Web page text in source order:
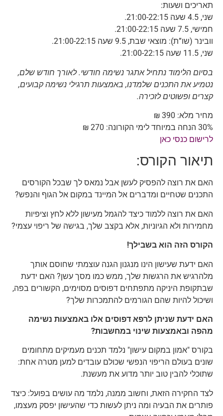
תאריכים ושעות:
שני, 4.5 שעה 21:00-22:15.
חמישי, 7.5 שעה 21:00-22:15.
וובינר (שו”ת): מוצאי שבת, 9.5 שעה 21:00-22:15.
שני, 11.5 שעה 21:00-22:15.
בסיום הלימוד נתחיל אתגר נשימה חודשי. לאורך חודש שלם,
נטמיע את התכנים שלמדנו, באמצעות תרגילי נשימה קבועים,
קצרים ופשוטים לזכירה.
מחיר מלא: 390 ₪
30% הנחה במיוחד לימי הקורונה: 270 ₪
לרישום כנסי כאן
תיאור הקורס:
האם את רוצה להפסיק לעשן אבל נמאס לך שבכל הקורסים
התכנים שטחיים ומדברים אל המיינד במקום אל הגוף והנפש?
האם את רוצה ללמוד כיצד להגמל מעישון ללא לחץ וציפיות
מחמירות ולא הגיוניות, אלא בקצב שלך, בגישה של ריפוי עצמי?
הקורס הזה הוא בשבילך!
האם ידעת שעישון הינו מנגנון הגנה עוצמתי שחוסם אותך
מלהרגיש את הרגשות שלך, ממש כמו מסך עשן? האם ידעת
שבתקופת היניקה מתפתחים דפוסים מסוימים, הקשורים בפה,
ושיכול להיות שהם הגורמים להתמכרות שלך?
האם ידעת שניתן לרפא דפוסים אלו באמצעות נשימה
מהפה ובאמצעות שינוי במחשבות?
בקורס "אמון במקום עישון" נלמד תכנים מעמיקים מתחומים
שונים בעולם הריפוי הנפשי שכולם עובדים למען מטרה אחת:
שתוכלי להבין טוב יותר מדוע את מעשנת.
לצד החקירה הזאת, וחשוב ממנה, נלמד מה עושים בפועל: כיצד
פותרים את הבעיה ומה ניתן לעשות כדי שהעישון יפסק מעצמו,